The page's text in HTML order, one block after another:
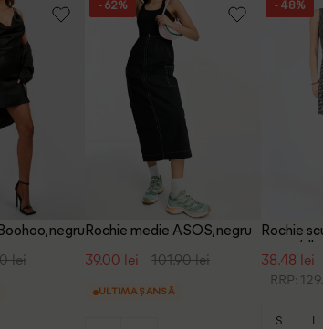
negru
lei
- 62%
Rochie medie ASOS, negru
39.00 lei 101.90 lei
ULTIMA ȘANSĂ
- 48%
Rochie
negru/alb
38.48 lei
RRP:
S L